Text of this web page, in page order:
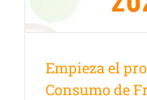
Empieza el
Consumo de